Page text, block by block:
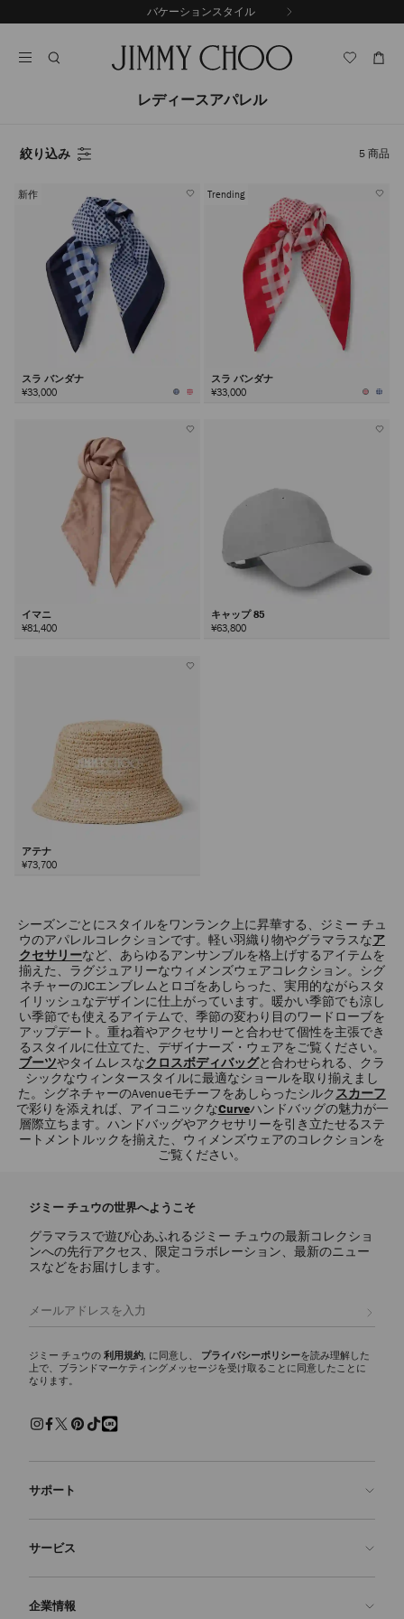
ン
ス
ラ
バケーションスタイル
レディースアパレル
絞り込み 5商品
新作
スラ バンダナ
¥33,000
Trending
スラ バンダナ
¥33,000
イマニ
¥81,400
キャップ 85
¥63,800
アテナ
¥73,700
シーズンごとにスタイルをワンランク上に昇華する、ジミー チュ
ウのアパレルコレクションです。軽い羽織り物やグラマラスなア
クセサリーなど、あらゆるアンサンブルを格上げするアイテムを
揃えた、ラグジュアリーなウィメンズウェアコレクション。シグ
ネチャーのJCエンブレムとロゴをあしらった、実用的ながらスタ
イリッシュなデザインに仕上がっています。暖かい季節でも涼し
い季節でも使えるアイテムで、季節の変わり目のワードローブを
アップデート。重ね着やアクセサリーと合わせて個性を主張でき
るスタイルに仕立てた、デザイナーズ・ウェアをご覧ください。
ブーツやタイムレスなクロスボディバッグと合わせられる、クラ
シックなウィンタースタイルに最適なショールを取り揃えまし
た。シグネチャーのAvenueモチーフをあしらったシルクスカーフ
で彩りを添えれば、アイコニックなCurveハンドバッグの魅力が一
層際立ちます。ハンドバッグやアクセサリーを引き立たせるステ
ートメントルックを揃えた、ウィメンズウェアのコレクションを
ご覧ください。
ジミー チュウの世界へようこそ
グラマラスで遊び心あふれるジミー チュウの最新コレクショ
ンへの先行アクセス、限定コラボレーション、最新のニュー
スなどをお届けします。
ジミー チュウの 利用規約, に同意し、 プライバシーポリシーを読み理解した
上で、ブランドマーケティングメッセージを受け取ることに同意したことに
なります。
サポート
よくあるご質問
サービス
企業情報